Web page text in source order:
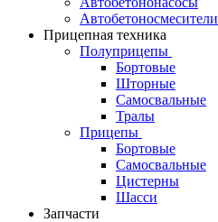
Автобетоносмесители
Прицепная техника
Полуприцепы
Бортовые
Шторные
Самосвальные
Тралы
Прицепы
Бортовые
Самосвальные
Цистерны
Шасси
Запчасти